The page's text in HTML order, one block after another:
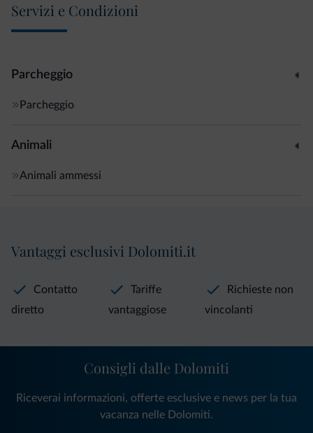
Servizi e Condizioni
Parcheggio
Parcheggio
Animali
Animali ammessi
Vantaggi esclusivi Dolomiti.it
Contatto
diretto
Tariffe
vantaggiose
Richieste non
vincolanti
Consigli dalle Dolomiti
Riceverai informazioni, offerte esclusive e news per la tua
vacanza nelle Dolomiti.